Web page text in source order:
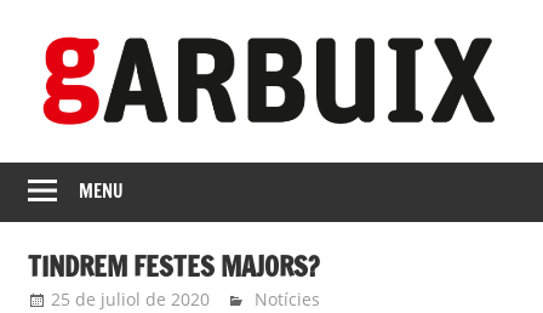
content
GARBUIX
Independent
de
Franqueses
MENU
TINDREM FESTES MAJORS?
25 de juliol de 2020 roger
Notícies